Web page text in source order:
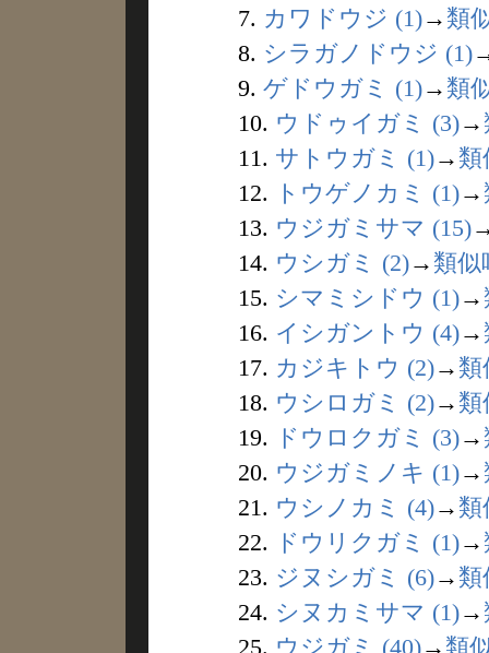
7. カワドウジ (1)→ 類
8. シラガノドウジ (1)
9. ゲドウガミ (1)→ 類
10. ウドゥイガミ (3)→
11. サトウガミ (1)→ 類
12.
トウゲノカミ (1)→
13. ウジガミサマ (15)
14. ウシガミ (2)→ 類似
15. シマミシドウ (1)→
16. イシガントウ (4)→
17. カジキトウ (2)→ 類
18. ウシロガミ (2)→ 類
19.
ドウロクガミ (3)→
20. ウジガミノキ (1)→
21. ウシノカミ (4)→ 類
22.
ドウリクガミ (1)→
23. ジヌシガミ (6)→ 類
24. シヌカミサマ (1)→
25. ウジガミ (40)→ 類